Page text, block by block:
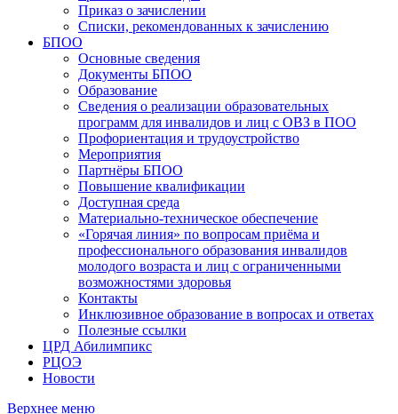
Приказ о зачислении
Списки, рекомендованных к зачислению
БПОО
Основные сведения
Документы БПОО
Образование
Сведения о реализации образовательных
программ для инвалидов и лиц с ОВЗ в ПОО
Профориентация и трудоустройство
Мероприятия
Партнёры БПОО
Повышение квалификации
Доступная среда
Материально-техническое обеспечение
«Горячая линия» по вопросам приёма и
профессионального образования инвалидов
молодого возраста и лиц с ограниченными
возможностями здоровья
Контакты
Инклюзивное образование в вопросах и ответах
Полезные ссылки
ЦРД Абилимпикс
РЦОЭ
Новости
Верхнее меню